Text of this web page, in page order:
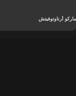
ماركو أرناوتوفيتش